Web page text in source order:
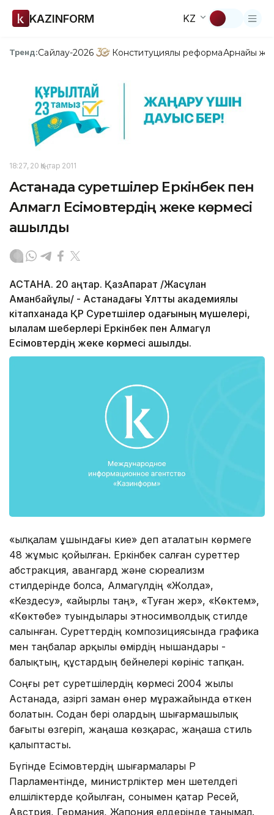
KAZINFORM KZ
Тренд:Сайлау-2026 Конституциялық реформаАрнайы
18:27, 20 Қаңтар 2011
Астанада суретшілер Еркінбек пен
Алмагүл Есімовтердің жеке көрмесі
ашылды
АСТАНА. 20 қаңтар. ҚазАқпарат /Жасұлан
Аманбайұлы/ - Астанадағы Ұлттық академиялық
кітапханада ҚР Суретшілер одағының мүшелері,
қылқалам шеберлері Еркінбек пен Алмагүл
Есімовтердің жеке көрмесі ашылды.
«Қылқалам ұшындағы кие» деп аталатын көрмеге
48 жұмыс қойылған. Еркінбек салған суреттер
абстракция, авангард және сюреализм
стилдерінде болса, Алмагүлдің «Жолда»,
«Кездесу», «Қайырлы таң», «Туған жер», «Көктем»,
«Көктөбе» туындылары этносимволдық стилде
салынған. Суреттердің композициясында графика
мен таңбалар арқылы өмірдің нышандары -
балықтың, құстардың бейнелері көрініс тапқан.
Соңғы рет суретшілердің көрмесі 2004 жылы
Астанада, Қазіргі заман өнер мұражайында өткен
болатын. Содан бері олардың шығармашылық
бағыты өзгеріп, жаңаша көзқарас, жаңаша стиль
қалыптасты.
Бүгінде Есімовтердің шығармалары ҚР
Парламентінде, министрліктер мен шетелдегі
елшіліктерде қойылған, сонымен қатар Ресей,
Австрия, Германия, Жапония елдерінде танымал.